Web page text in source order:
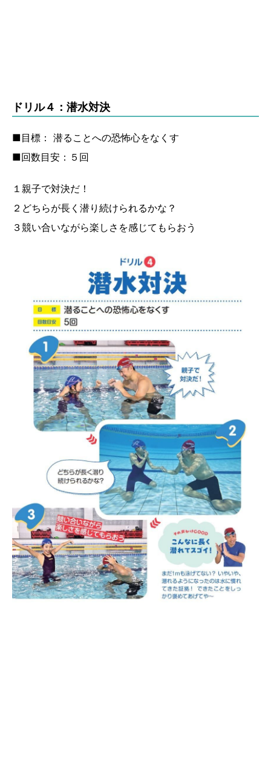
ドリル４：潜水対決
■目標： 潜ることへの恐怖心をなくす
■回数目安：５回
１親子で対決だ！
２どちらが長く潜り続けられるかな？
３競い合いながら楽しさを感じてもらおう